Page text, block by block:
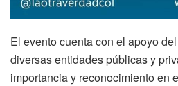
El evento cuenta con el apoyo
diversas entidades públicas y
importancia y reconocimiento en